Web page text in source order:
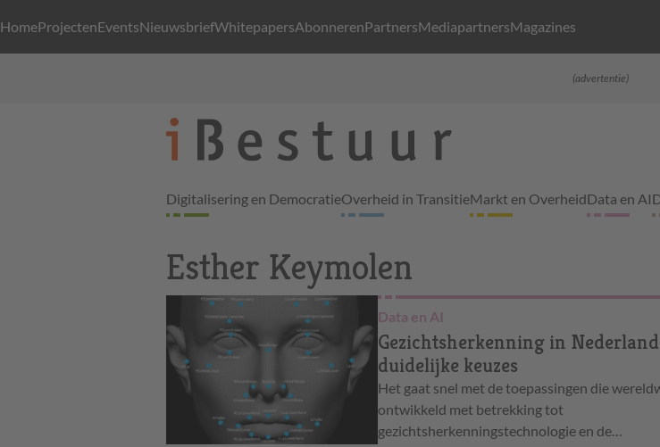
HomeProjectenEventsNieuwsbriefWhitepapersAbonnerenPartnersMediapartnersMagazines
(advertentie)
Digitalisering en DemocratieOverheid in TransitieMarkt en OverheidData en AI
Esther Keymolen
Data en AI
Gezichtsherkenning in
duidelijke keuzes
Het gaat snel met de toepassingen die
ontwikkeld met betrekking tot
gezichtsherkenningstechnologie en de…